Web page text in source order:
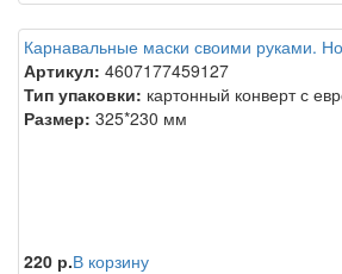
Карнавальные маски своими руками.
Артикул: 4607177459127
Тип упаковки: картонный конверт с
Размер: 325*230 мм
220 р.В корзину